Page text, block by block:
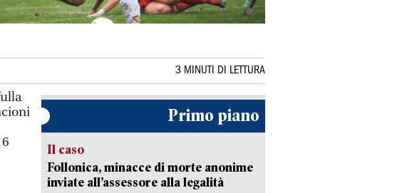
3 MINUTI DI LETTURA
Primo piano
Il caso
Follonica, minacce di morte anonime
inviate all’assessore alla legalità